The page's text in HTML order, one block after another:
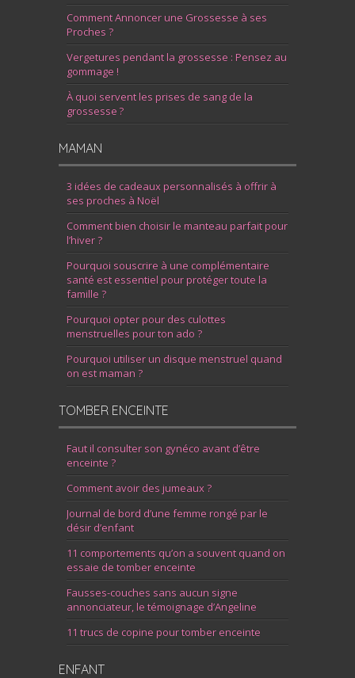
Comment Annoncer une Grossesse à ses
Proches ?
Vergetures pendant la grossesse : Pensez au
gommage !
À quoi servent les prises de sang de la
grossesse ?
MAMAN
3 idées de cadeaux personnalisés à offrir à
ses proches à Noël
Comment bien choisir le manteau parfait pour
l’hiver ?
Pourquoi souscrire à une complémentaire
santé est essentiel pour protéger toute la
famille ?
Pourquoi opter pour des culottes
menstruelles pour ton ado ?
Pourquoi utiliser un disque menstruel quand
on est maman ?
TOMBER ENCEINTE
Faut il consulter son gynéco avant d’être
enceinte ?
Comment avoir des jumeaux ?
Journal de bord d’une femme rongé par le
désir d’enfant
11 comportements qu’on a souvent quand on
essaie de tomber enceinte
Fausses-couches sans aucun signe
annonciateur, le témoignage d’Angeline
11 trucs de copine pour tomber enceinte
ENFANT